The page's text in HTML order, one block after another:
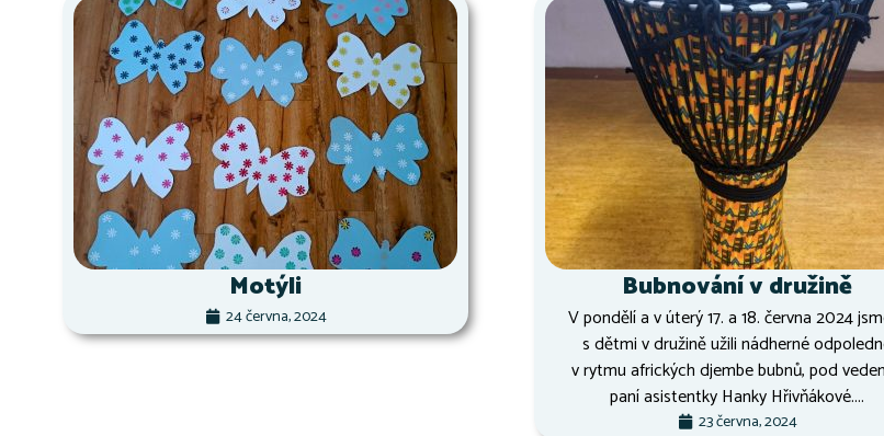
Motýli
24 června, 2024
Bubnování v družině
V pondělí a v úterý 17. a 18. června 2024
s dětmi v družině užili nádherné
v rytmu afrických djembe bubnů, pod
paní asistentky Hanky Hřivňákové....
23 června, 2024